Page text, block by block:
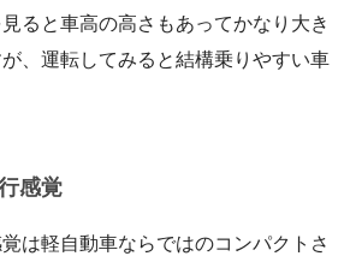
ると車高の高さもあってかなり大き
、運転してみると結構乗りやすい車
感覚
は軽自動車ならではのコンパクトさ